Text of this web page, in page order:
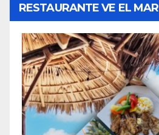
RESTAURANTE VE EL MAR